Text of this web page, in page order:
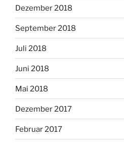
Dezember 2018
September 2018
Juli 2018
Juni 2018
Mai 2018
Dezember 2017
Februar 2017